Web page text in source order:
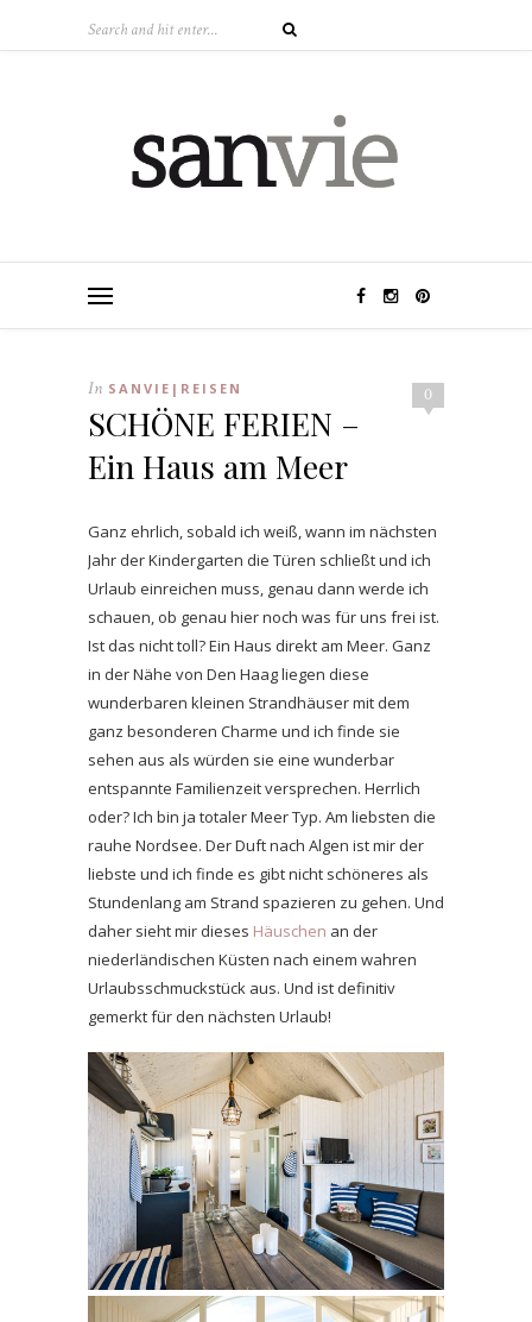
0
In SANVIE|REISEN
SCHÖNE FERIEN –
Ein Haus am Meer
Ganz ehrlich, sobald ich weiß, wann im nächsten
Jahr der Kindergarten die Türen schließt und ich
Urlaub einreichen muss, genau dann werde ich
schauen, ob genau hier noch was für uns frei ist.
Ist das nicht toll? Ein Haus direkt am Meer. Ganz
in der Nähe von Den Haag liegen diese
wunderbaren kleinen Strandhäuser mit dem
ganz besonderen Charme und ich finde sie
sehen aus als würden sie eine wunderbar
entspannte Familienzeit versprechen. Herrlich
oder? Ich bin ja totaler Meer Typ. Am liebsten die
rauhe Nordsee. Der Duft nach Algen ist mir der
liebste und ich finde es gibt nicht schöneres als
Stundenlang am Strand spazieren zu gehen. Und
daher sieht mir dieses Häuschen an der
niederländischen Küsten nach einem wahren
Urlaubsschmuckstück aus. Und ist definitiv
gemerkt für den nächsten Urlaub!